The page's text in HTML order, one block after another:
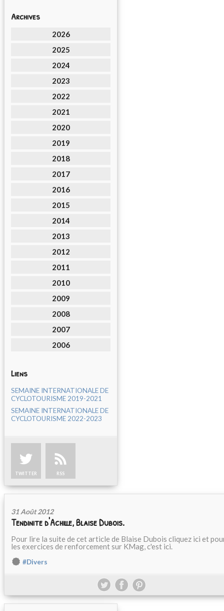
Archives
2026
2025
2024
2023
2022
2021
2020
2019
2018
2017
2016
2015
2014
2013
2012
2011
2010
2009
2008
2007
2006
Liens
SEMAINE INTERNATIONALE DE
CYCLOTOURISME 2019-2021
SEMAINE INTERNATIONALE DE
CYCLOTOURISME 2022-2023
TWITTER RSS
31 Août 2012
Tendinite d'Achille, Blaise Dubois.
Pour lire la suite de cet article de Blaise Dubois cliquez ici et
les exercices de renforcement sur KMag, c'est ici.
#Divers